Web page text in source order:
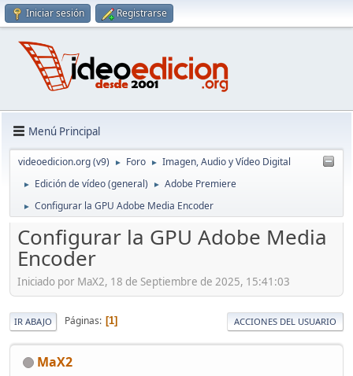
Iniciar sesión Registrarse
Menú Principal
videoedicion.org (v9) ► Foro ► Imagen, Audio y Vídeo Digital
► Edición de vídeo (general) ► Adobe Premiere
► Configurar la GPU Adobe Media Encoder
Configurar la GPU Adobe Media
Encoder
Iniciado por MaX2, 18 de Septiembre de 2025, 15:41:03
IR ABAJO Páginas 1 ACCIONES DEL USUARIO
MaX2